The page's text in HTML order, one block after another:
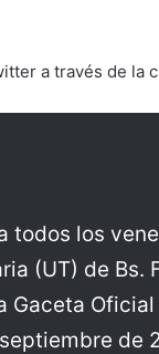
a través de la
todos los
(UT) de Bs.
Gaceta
de